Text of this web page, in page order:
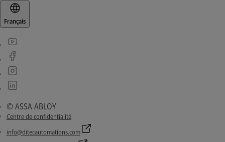
Français
© ASSA ABLOY
Centre de confidentialité
info@ditecautomations.com